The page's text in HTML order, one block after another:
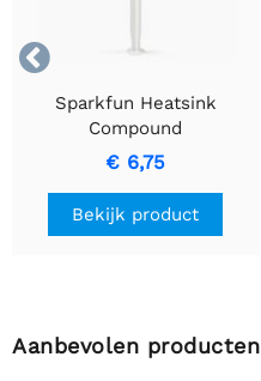

Sparkfun Heatsink
Compound
€ 6,75
Bekijk product
Aanbevolen producten